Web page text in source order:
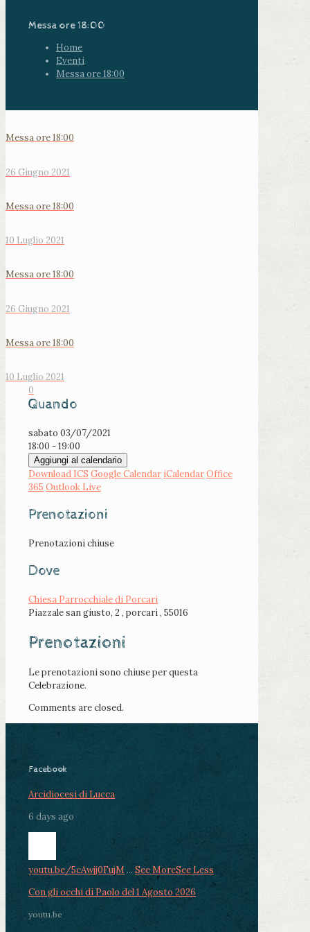
Messa ore 18:00
Home
Eventi
Messa ore 18:00
Messa ore 18:00
26 Giugno 2021
Messa ore 18:00
10 Luglio 2021
Messa ore 18:00
26 Giugno 2021
Messa ore 18:00
10 Luglio 2021
0
Quando
sabato 03/07/2021
18:00 - 19:00
Aggiungi al calendario
Download ICS Google Calendar iCalendarOffice
365 Outlook Live
Prenotazioni
Prenotazioni chiuse
Dove
Chiesa Parrocchiale di Porcari
Piazzale san giusto, 2 , porcari , 55016
Prenotazioni
Le prenotazioni sono chiuse per questa
Celebrazione.
Comments are closed.
Facebook
Arcidiocesi di Lucca
6 days ago
youtu.be/5cAwjj0FujM ... See MoreSee Less
Con gli occhi di Paolo del 1 Agosto 2026
youtu.be